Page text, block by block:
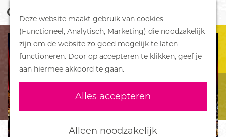
Deze website maakt gebruik van cookies
(Functioneel, Analytisch, Marketing) die noodzakelijk
zijn om de website zo goed mogelijk te laten
functioneren. Door op accepteren te klikken, geef je
aan hiermee akkoord te gaan.
Alles accepteren
Alleen noodzakelijk
G
a
a
r
d
e
h
o
e
k
e
n
M
e
n
u
DORPEN
Bennekom
De Klomp
Deelen
Ederveen
Harskamp
Hoenderloo